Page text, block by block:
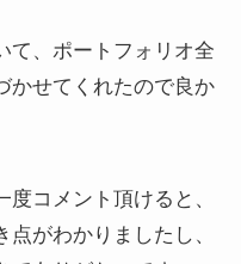
て、ポートフォリオ全
かせてくれたので良か
度コメント頂けると、
がわかりましたし、